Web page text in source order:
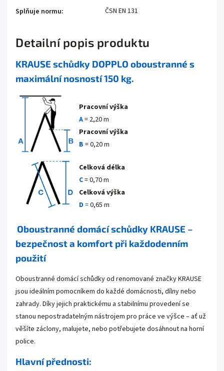
Detailní popis produktu
KRAUSE schůdky DOPPLO oboustranné s
maximální nosností 150 kg.
Pracovní výška
A= 2,20 m
Pracovní výška
B = 0,20 m
Celková délka
C= 0,70 m
Celková výška
D =0,65 m
Oboustranné domácí schůdky KRAUSE –
bezpečnost a komfort při každodenním
použití
Oboustranné domácí schůdky od renomované značky KRAUSE
jsou ideálním pomocníkem do každé domácnosti, dílny nebo
zahrady. Díky jejich praktickému a stabilnímu provedení se
stanou nepostradatelným nástrojem pro práce ve výšce – ať už
věšíte záclony, malujete, nebo potřebujete dosáhnout na horní
police.
Hlavní přednosti:
Splňuje normu: ČSN EN 131